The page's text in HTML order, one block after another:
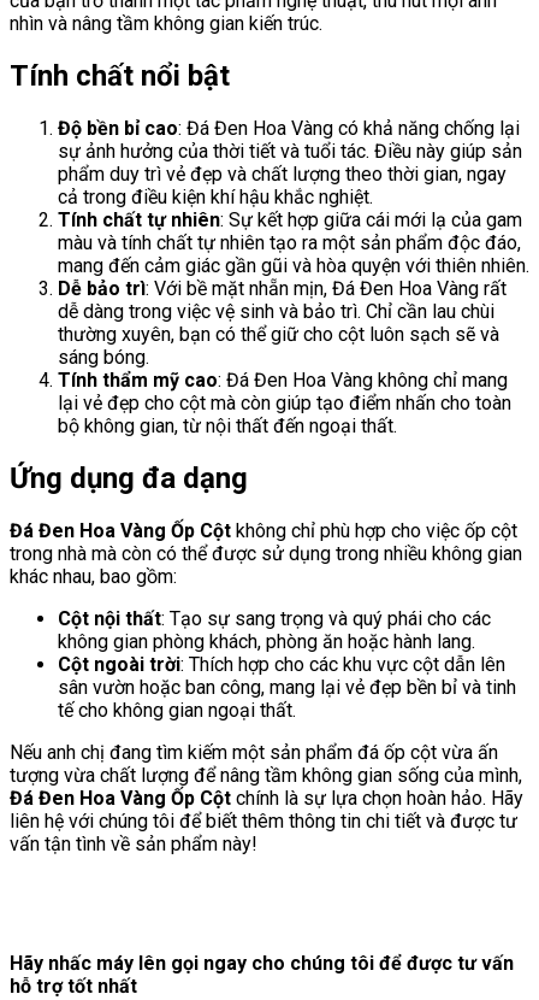
nhìn và nâng tầm không gian kiến trúc.
Tính chất nổi bật
Độ bền bỉ cao: Đá Đen Hoa Vàng có khả năng chống lại
sự ảnh hưởng của thời tiết và tuổi tác. Điều này giúp sản
phẩm duy trì vẻ đẹp và chất lượng theo thời gian, ngay
cả trong điều kiện khí hậu khắc nghiệt.
Tính chất tự nhiên: Sự kết hợp giữa cái mới lạ của gam
màu và tính chất tự nhiên tạo ra một sản phẩm độc đáo,
mang đến cảm giác gần gũi và hòa quyện với thiên nhiên.
Dễ bảo trì: Với bề mặt nhẵn mịn, Đá Đen Hoa Vàng rất
dễ dàng trong việc vệ sinh và bảo trì. Chỉ cần lau chùi
thường xuyên, bạn có thể giữ cho cột luôn sạch sẽ và
sáng bóng.
Tính thẩm mỹ cao: Đá Đen Hoa Vàng không chỉ mang
lại vẻ đẹp cho cột mà còn giúp tạo điểm nhấn cho toàn
bộ không gian, từ nội thất đến ngoại thất.
Ứng dụng đa dạng
Đá Đen Hoa Vàng Ốp Cột không chỉ phù hợp cho việc ốp cột
trong nhà mà còn có thể được sử dụng trong nhiều không gian
khác nhau, bao gồm:
Cột nội thất: Tạo sự sang trọng và quý phái cho các
không gian phòng khách, phòng ăn hoặc hành lang.
Cột ngoài trời: Thích hợp cho các khu vực cột dẫn lên
sân vườn hoặc ban công, mang lại vẻ đẹp bền bỉ và tinh
tế cho không gian ngoại thất.
Nếu anh chị đang tìm kiếm một sản phẩm đá ốp cột vừa ấn
tượng vừa chất lượng để nâng tầm không gian sống của mình,
Đá Đen Hoa Vàng Ốp Cột chính là sự lựa chọn hoàn hảo. Hãy
liên hệ với chúng tôi để biết thêm thông tin chi tiết và được tư
vấn tận tình về sản phẩm này!
Hãy nhấc máy lên gọi ngay cho chúng tôi để được tư vấn
hỗ trợ tốt nhất